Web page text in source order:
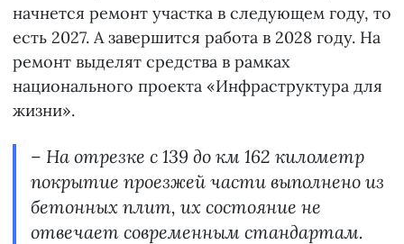
начнется ремонт участка в следующем году, то
есть 2027. А завершится работа в 2028 году. На
ремонт выделят средства в рамках
национального проекта «Инфраструктура для
жизни».
– На отрезке с 139 до км 162 километр
покрытие проезжей части выполнено из
бетонных плит, их состояние не
отвечает современным стандартам.